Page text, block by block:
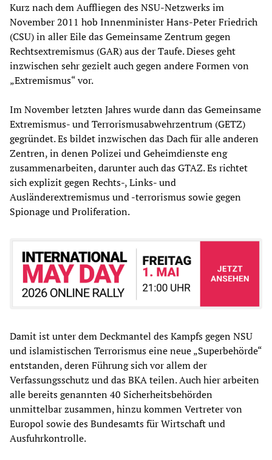
Kurz nach dem Auffliegen des NSU-Netzwerks im
November 2011 hob Innenminister Hans-Peter Friedrich
(CSU) in aller Eile das Gemeinsame Zentrum gegen
Rechtsextremismus (GAR) aus der Taufe. Dieses geht
inzwischen sehr gezielt auch gegen andere Formen von
„Extremismus“ vor.
Im November letzten Jahres wurde dann das Gemeinsame
Extremismus- und Terrorismusabwehrzentrum (GETZ)
gegründet. Es bildet inzwischen das Dach für alle anderen
Zentren, in denen Polizei und Geheimdienste eng
zusammenarbeiten, darunter auch das GTAZ. Es richtet
sich explizit gegen Rechts-, Links- und
Ausländerextremismus und -terrorismus sowie gegen
Spionage und Proliferation.
Damit ist unter dem Deckmantel des Kampfs gegen NSU
und islamistischen Terrorismus eine neue „Superbehörde“
entstanden, deren Führung sich vor allem der
Verfassungsschutz und das BKA teilen. Auch hier arbeiten
alle bereits genannten 40 Sicherheitsbehörden
unmittelbar zusammen, hinzu kommen Vertreter von
Europol sowie des Bundesamts für Wirtschaft und
Ausfuhrkontrolle.